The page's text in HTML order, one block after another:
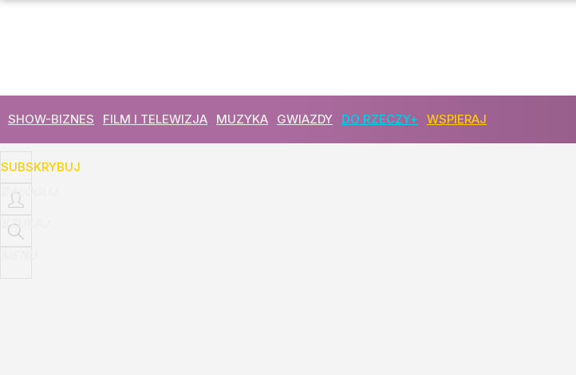
SHOW-BIZNES FILM I TELEWIZJA MUZYKA GWIAZDY DO RZECZY+ WSPIERAJ
SUBSKRYBUJ
ZALOGUJ
SZUKAJ